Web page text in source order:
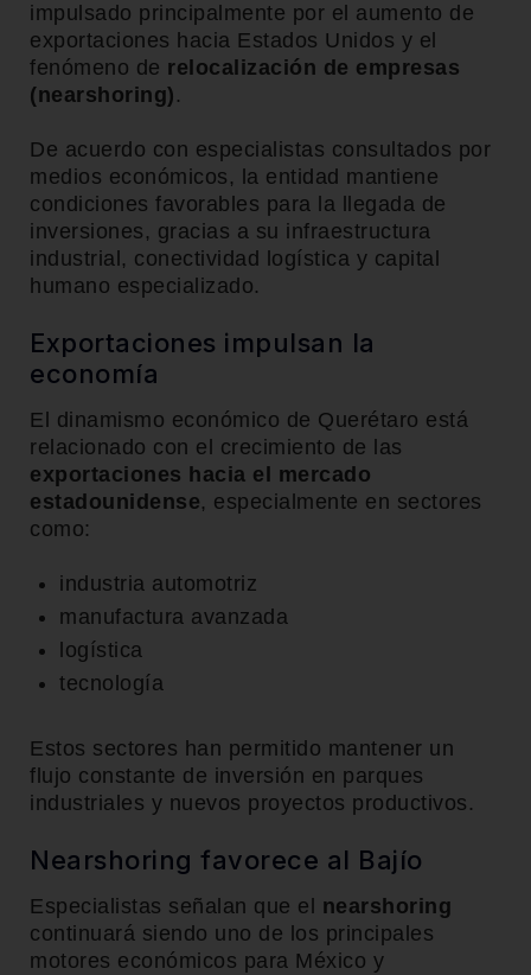
impulsado principalmente por el aumento de
exportaciones hacia Estados Unidos y el
fenómeno de relocalización de empresas
(nearshoring) .
De acuerdo con especialistas consultados por
medios económicos, la entidad mantiene
condiciones favorables para la llegada de
inversiones, gracias a su infraestructura
industrial, conectividad logística y capital
humano especializado.
Exportaciones impulsan la
economía
El dinamismo económico de Querétaro está
relacionado con el crecimiento de las
exportaciones hacia el mercado
estadounidense, especialmente en sectores
como:
industria automotriz
manufactura avanzada
logística
tecnología
Estos sectores han permitido mantener un
flujo constante de inversión en parques
industriales y nuevos proyectos productivos.
Nearshoring favorece al Bajío
Especialistas señalan que el nearshoring
continuará siendo uno de los principales
motores económicos para México y